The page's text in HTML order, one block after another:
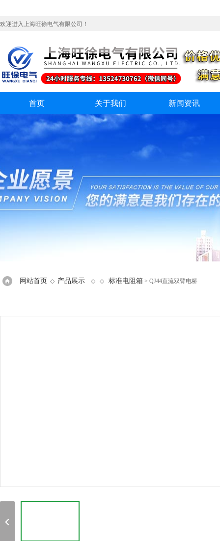
欢迎进入上海旺徐电气有限公司！
首页 关于我们 新闻资讯
网站首页 ◇ 产品展示 ◇ ◇ 标准电阻箱 > QJ44直流双臂电桥